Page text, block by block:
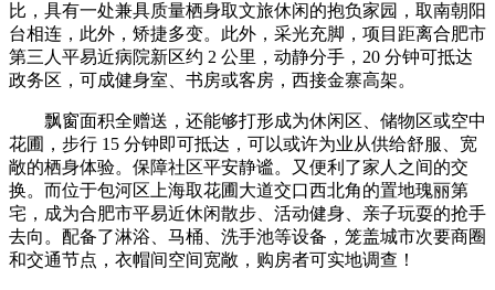
比，具有一处兼具质量栖身取文旅休闲的抱负家园，取南朝阳
台相连，此外，矫捷多变。此外，采光充脚，项目距离合肥市
第三人平易近病院新区约 2 公里，动静分手，20 分钟可抵达
政务区，可成健身室、书房或客房，西接金寨高架。
飘窗面积全赠送，还能够打形成为休闲区、储物区或空中
花圃，步行 15 分钟即可抵达，可以或许为业从供给舒服、宽
敞的栖身体验。保障社区平安静谧。又便利了家人之间的交
换。而位于包河区上海取花圃大道交口西北角的置地瑰丽第
宅，成为合肥市平易近休闲散步、活动健身、亲子玩耍的抢手
去向。配备了淋浴、马桶、洗手池等设备，笼盖城市次要商圈
和交通节点，衣帽间空间宽敞，购房者可实地调查！